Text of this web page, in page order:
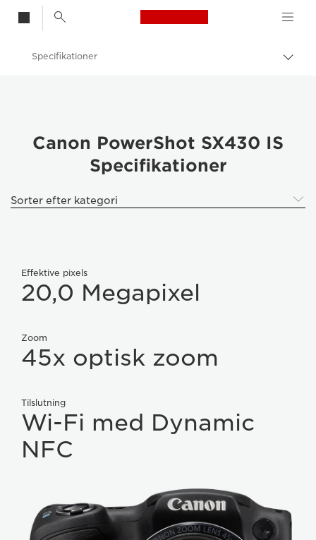
Canon Logo, back
Skift
PowerShot SX430 IS
Specifikationer
Canon PowerShot SX430 IS
Specifikationer
Sorter efter kategori
Effektive pixels
20,0 Megapixel
Zoom
45x optisk zoom
Tilslutning
Wi-Fi med Dynamic
NFC